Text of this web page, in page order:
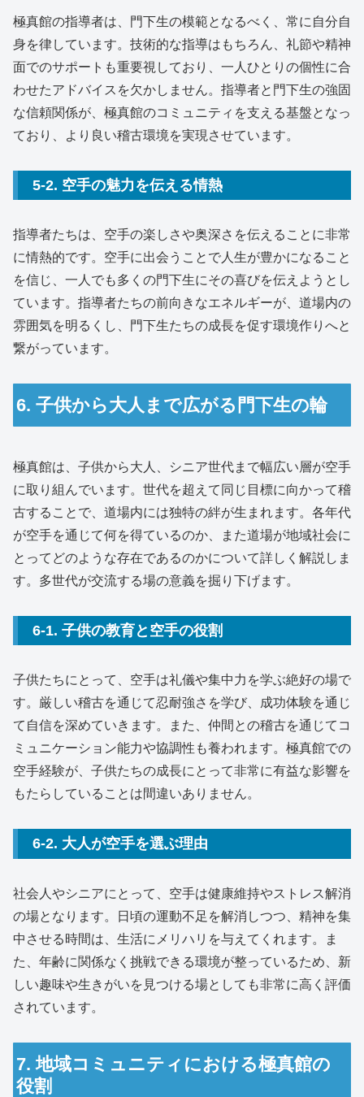
極真館の指導者は、門下生の模範となるべく、常に自分自
身を律しています。技術的な指導はもちろん、礼節や精神
面でのサポートも重要視しており、一人ひとりの個性に合
わせたアドバイスを欠かしません。指導者と門下生の強固
な信頼関係が、極真館のコミュニティを支える基盤となっ
ており、より良い稽古環境を実現させています。
5-2. 空手の魅力を伝える情熱
指導者たちは、空手の楽しさや奥深さを伝えることに非常
に情熱的です。空手に出会うことで人生が豊かになること
を信じ、一人でも多くの門下生にその喜びを伝えようとし
ています。指導者たちの前向きなエネルギーが、道場内の
雰囲気を明るくし、門下生たちの成長を促す環境作りへと
繋がっています。
6. 子供から大人まで広がる門下生の輪
極真館は、子供から大人、シニア世代まで幅広い層が空手
に取り組んでいます。世代を超えて同じ目標に向かって稽
古することで、道場内には独特の絆が生まれます。各年代
が空手を通じて何を得ているのか、また道場が地域社会に
とってどのような存在であるのかについて詳しく解説しま
す。多世代が交流する場の意義を掘り下げます。
6-1. 子供の教育と空手の役割
子供たちにとって、空手は礼儀や集中力を学ぶ絶好の場で
す。厳しい稽古を通じて忍耐強さを学び、成功体験を通じ
て自信を深めていきます。また、仲間との稽古を通じてコ
ミュニケーション能力や協調性も養われます。極真館での
空手経験が、子供たちの成長にとって非常に有益な影響を
もたらしていることは間違いありません。
6-2. 大人が空手を選ぶ理由
社会人やシニアにとって、空手は健康維持やストレス解消
の場となります。日頃の運動不足を解消しつつ、精神を集
中させる時間は、生活にメリハリを与えてくれます。ま
た、年齢に関係なく挑戦できる環境が整っているため、新
しい趣味や生きがいを見つける場としても非常に高く評価
されています。
7. 地域コミュニティにおける極真館の
役割